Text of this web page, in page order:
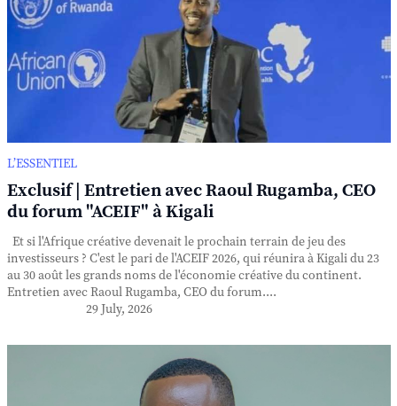
L’ESSENTIEL
Exclusif | Entretien avec Raoul Rugamba, CEO
du forum "ACEIF" à Kigali
Et si l'Afrique créative devenait le prochain terrain de jeu des
investisseurs ? C'est le pari de l'ACEIF 2026, qui réunira à Kigali du 23
au 30 août les grands noms de l'économie créative du continent.
Entretien avec Raoul Rugamba, CEO du forum....
29 July, 2026